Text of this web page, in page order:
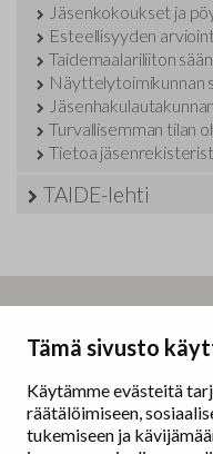
Tämä sivusto
Käytämme evästeitä
räätälöimiseen,
tukemiseen ja
Jäsenkokoukset ja
Esteellisyyden
Taidemaalariliiton
Näyttelytoimikunnan
Turvallisemman tilan
Tietoa
TAIDE-lehti
Erottajankatu 9 B
00130 Helsinki
www.painters.fi